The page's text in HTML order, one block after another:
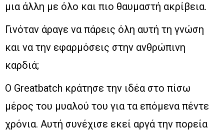
μια άλλη με όλο και πιο θαυμαστή ακρίβεια.
Γινόταν άραγε να πάρεις όλη αυτή τη γνώση
και να την εφαρμόσεις στην ανθρώπινη
καρδιά;
Ο Greatbatch κράτησε την ιδέα στο πίσω
μέρος του μυαλού του για τα επόμενα πέντε
χρόνια. Αυτή συνέχισε εκεί αργά την πορεία